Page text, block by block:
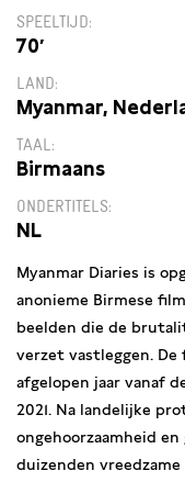
SPEELTIJD
70′
LAND
Myanmar,
TAAL
Birmaans
ONDERTITELS
NL
Myanmar Diaries is
anonieme Birmese
beelden die de
verzet vastleggen.
afgelopen jaar vanaf
2021. Na landelijke
ongehoorzaamheid
duizenden